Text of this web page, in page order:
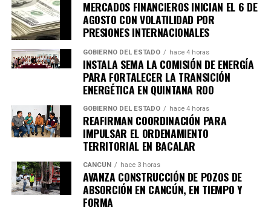
Recibe las noticias al instante
MERCADOS FINANCIEROS INICIAN EL 6 DE
AGOSTO CON VOLATILIDAD POR
PRESIONES INTERNACIONALES
GOBIERNO DEL ESTADO hace 4 horas
INSTALA SEMA LA COMISIÓN DE ENERGÍA
PARA FORTALECER LA TRANSICIÓN
ENERGÉTICA EN QUINTANA ROO
GOBIERNO DEL ESTADO hace 4 horas
REAFIRMAN COORDINACIÓN PARA
IMPULSAR EL ORDENAMIENTO
TERRITORIAL EN BACALAR
CANCÚN hace 3 horas
AVANZA CONSTRUCCIÓN DE POZOS DE
ABSORCIÓN EN CANCÚN, EN TIEMPO Y
FORMA